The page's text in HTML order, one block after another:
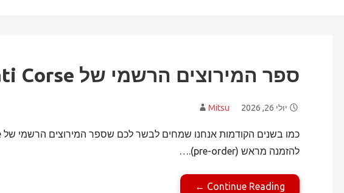
ספר המירוצים הרשמי של Ducati Corse לשנת 2026
יולי 26, 2026 Mitsu
להזמנה מראש (pre-order).…
Continue Reading ←